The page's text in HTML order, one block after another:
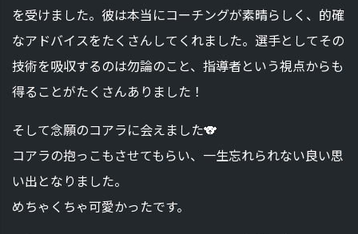
を受けました。彼は本当にコーチングが素晴らしく、的確
なアドバイスをたくさんしてくれました。選手としてその
技術を吸収するのは勿論のこと、指導者という視点からも
得ることがたくさんありました！
そして念願のコアラに会えました🐨
コアラの抱っこもさせてもらい、一生忘れられない良い思
い出となりました。
めちゃくちゃ可愛かったです。